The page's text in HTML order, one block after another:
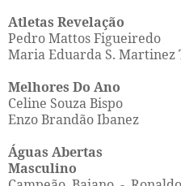
Atletas Revelação
Pedro Mattos Figueiredo
Maria Eduarda S. Martinez
Melhores Do Ano
Celine Souza Bispo
Enzo Brandão Ibanez
Águas Abertas
Masculino